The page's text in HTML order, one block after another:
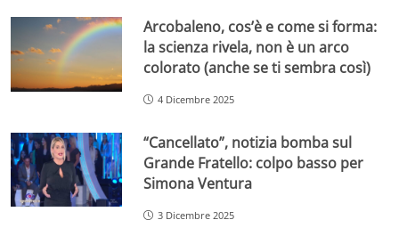
Arcobaleno, cos’è e come si forma:
la scienza rivela, non è un arco
colorato (anche se ti sembra così)
4 Dicembre 2025
“Cancellato”, notizia bomba sul
Grande Fratello: colpo basso per
Simona Ventura
3 Dicembre 2025